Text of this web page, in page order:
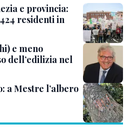
e provincia:
residenti in
e meno
dell’edilizia nel
a Mestre l’albero